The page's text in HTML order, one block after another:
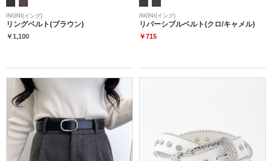
INGNI(イング)
リングベルト(ブラウン)
￥1,100
INGNI(イング)
リバーシブルベルト(クロ/キャメル)
￥715